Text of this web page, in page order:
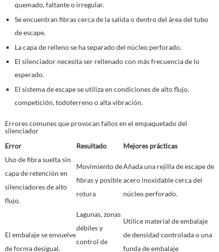
quemado, faltante o irregular.
Se encuentran fibras cerca de la salida o dentro del área del tubo
de escape.
La capa de relleno se ha separado del núcleo perforado.
El silenciador necesita ser rellenado con más frecuencia de lo
esperado.
El sistema de escape se utiliza en condiciones de alto flujo,
competición, todoterreno o alta vibración.
Errores comunes que provocan fallos en el empaquetado del
silenciador
Error
Resultado
Mejores prácticas
Uso de fibra suelta sin
capa de retención en
silenciadores de alto
flujo.
Movimiento de
fibras y posible
rotura
Añada una rejilla de escape de
acero inoxidable cerca del
núcleo perforado.
El embalaje se envuelve
de forma desigual.
Lagunas, zonas
débiles y
control de
Utilice material de embalaje
de densidad controlada o una
funda de embalaje